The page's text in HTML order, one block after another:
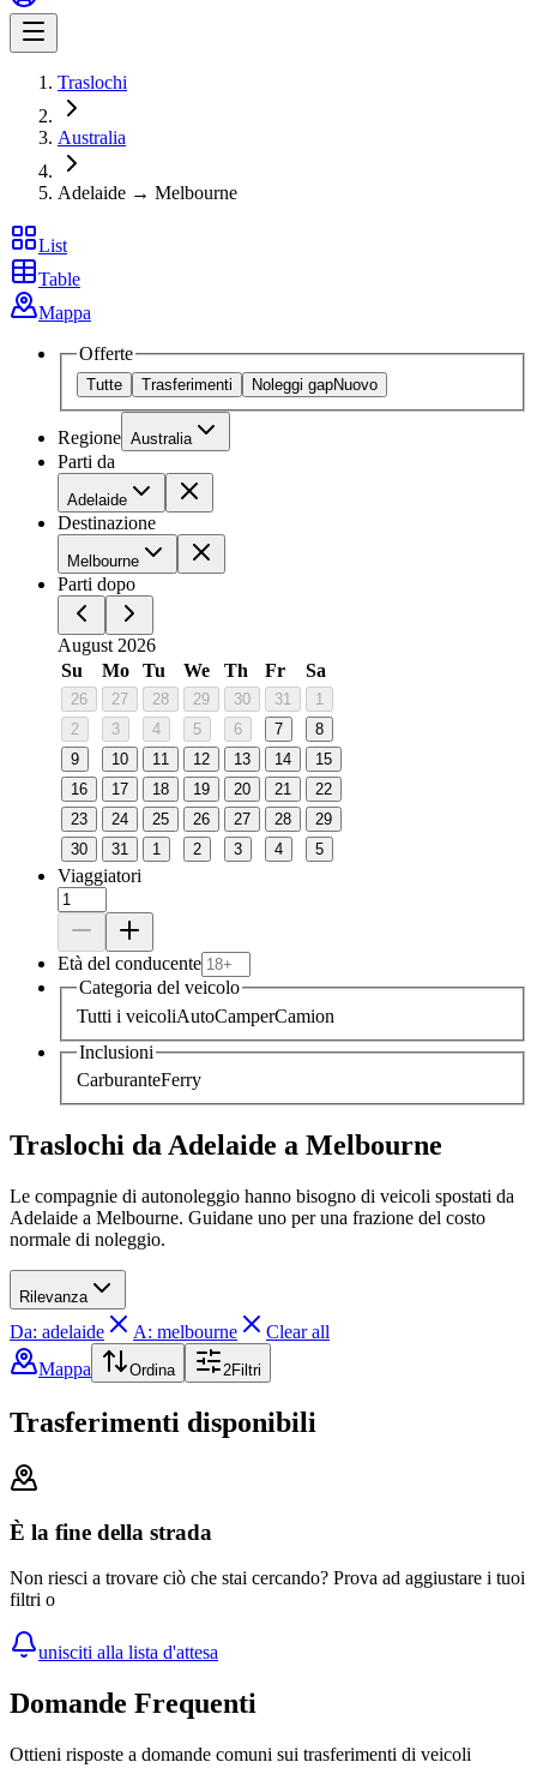
Traslochi
Australia
Adelaide → Melbourne
List
Table
Mappa
Offerte
Tutte Trasferimenti Noleggi gapNuovo
Regione Australia
Parti da
Adelaide
Destinazione
Melbourne
Parti dopo
August 2026
Su
Mo Tu We Th Fr Sa
26 27 28 29 30 31
1
2
3 4 5 6 7
8
9
10 11 12 13 14
15
16
17 18 19 20 21
22
23
24 25 26 27 28
29
30
31 1 2 3 4 5
Viaggiatori
Età del conducente
Categoria del veicolo
Tutti i veicoliAutoCamperCamion
Inclusioni
CarburanteFerry
Traslochi da Adelaide a Melbourne
Le compagnie di autonoleggio hanno bisogno di veicoli spostati da
Adelaide a Melbourne. Guidane uno per una frazione del costo
normale di noleggio.
Rilevanza
Da: adelaide A: melbourne
Clear all
Mappa
Ordina 2Filtri
Trasferimenti disponibili
È la fine della strada
Non riesci a trovare ciò che stai cercando? Prova ad aggiustare i tuoi
filtri o
unisciti alla lista d'attesa
Domande Frequenti
Ottieni risposte a domande comuni sui trasferimenti di veicoli